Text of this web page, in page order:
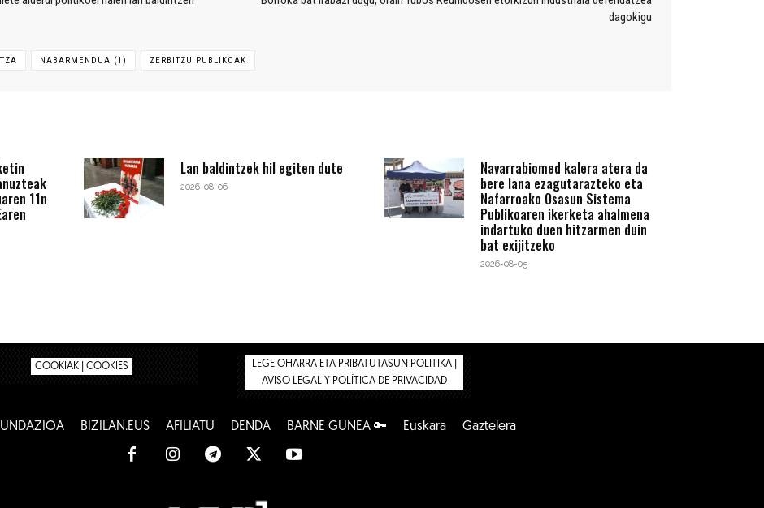
dagokigu
NABARMENDUA (1) ZERBITZU PUBLIKOAK
11n
Lan baldintzek hil egiten dute
2026-08-06
Navarrabiomed kalera atera da
bere lana ezagutarazteko eta
Nafarroako Osasun Sistema
Publikoaren ikerketa ahalmena
indartuko duen hitzarmen duin
bat exijitzeko
2026-08-05
COOKIAK | COOKIES
LEGE OHARRA ETA PRIBATUTASUN POLITIKA |
AVISO LEGAL Y POLÍTICA DE PRIVACIDAD
BIZILAN.EUS AFILIATU DENDA BARNE GUNEA 🔑 Euskara Gaztelera